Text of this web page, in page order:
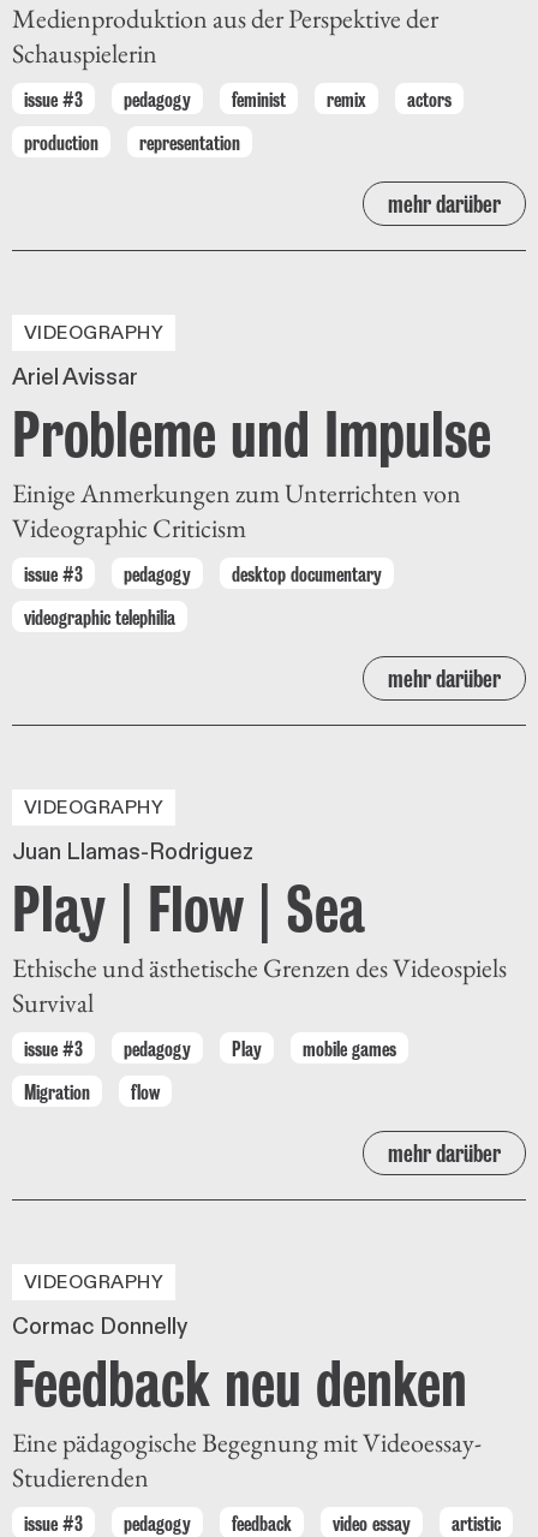
Medienproduktion aus der Perspektive der
Schauspielerin
issue #3 pedagogy feminist remix
actors
production
representation
mehr darüber
VIDEOGRAPHY
Ariel Avissar
Probleme und Impulse
Einige Anmerkungen zum Unterrichten von
Videographic Criticism
issue #3 pedagogy
desktop documentary
videographic telephilia
mehr darüber
VIDEOGRAPHY
Juan Llamas-Rodriguez
Play | Flow | Sea
Ethische und ästhetische Grenzen des Videospiels
Survival
issue #3 pedagogy Play
mobile games
Migration
flow
mehr darüber
VIDEOGRAPHY
Cormac Donnelly
Feedback neu denken
Eine pädagogische Begegnung mit Videoessay-
Studierenden
issue #3 pedagogy feedback video essay
artistic